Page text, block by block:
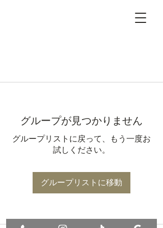
グループが見つかりません
グループリストに戻って、もう一度お
試しください。
グループリストに移動